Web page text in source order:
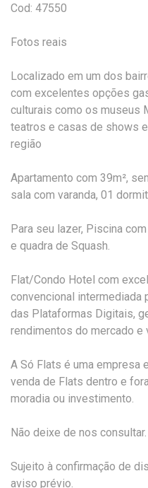
Cod: 47550
Fotos reais
Localizado em um dos
com excelentes opções
culturais como os museus
teatros e casas de shows
região
Apartamento com 39m²,
sala com varanda, 01
Para seu lazer, Piscina
e quadra de Squash.
Flat/Condo Hotel com
convencional intermediada
das Plataformas Digitais,
rendimentos do mercado e
A Só Flats é uma empresa
venda de Flats dentro e
moradia ou investimento.
Não deixe de nos consultar.
Sujeito à confirmação de
aviso prévio.